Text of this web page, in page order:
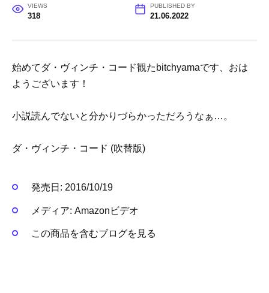
VIEWS
318
PUBLISHED BY
21.06.2022
始めてダ・ヴィンチ・コード観たbitchyamaです、おは
ようございます！
小説読んでないと分かりづらかっただろうなぁ…。
ダ・ヴィンチ・コード (吹替版)
発売日: 2016/10/19
メディア: Amazonビデオ
この商品を含むブログを見る